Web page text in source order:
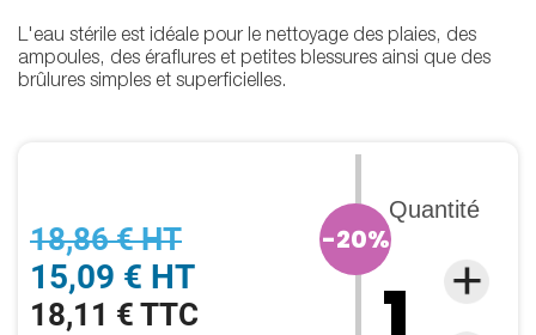
18,86 € HT
15,09 € HT
18,11 € TTC
-20%
Quantité
L'eau stérile est idéale pour le nettoyage des plaies, des
ampoules, des éraflures et petites blessures ainsi que des
brûlures simples et superficielles.